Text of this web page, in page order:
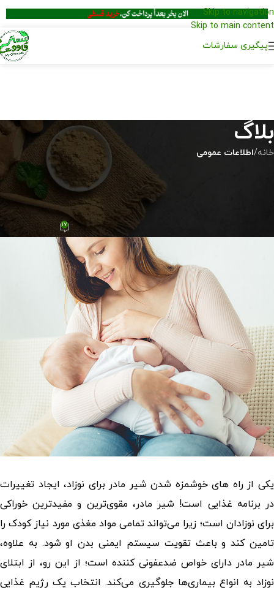
Skip to navigation
Skip to main content
پیگیری سفارشات
بلاگ
خانه/اطلاعات عمومی
اطلاعات عمومی
مواد غذایی مؤثر برای خوشمزه شدن
شیر مادر
تیم محتوا مسترقاووتدر مرداد 13, 1403 17
یکی از راه های خوشمزه شدن شیر مادر برای نوزاد، ایجاد تغییرات
در برنامه غذایی است! شیر مادر، مقوی‌ترین و مفیدترین خوراکی
برای نوزادان است؛ زیرا می‌تواند تمامی مواد مغذی مورد نیاز کودک را
تامین کند و باعث تقویت سیستم ایمنی بدن او شود. به علاوه،
شیر مادر دارای خواص ضدعفونی کننده است؛ از این رو، از ابتلای
نوزاد به انواع بیماری‌ها جلوگیری می‌کند. انتخاب یک رژیم غذایی